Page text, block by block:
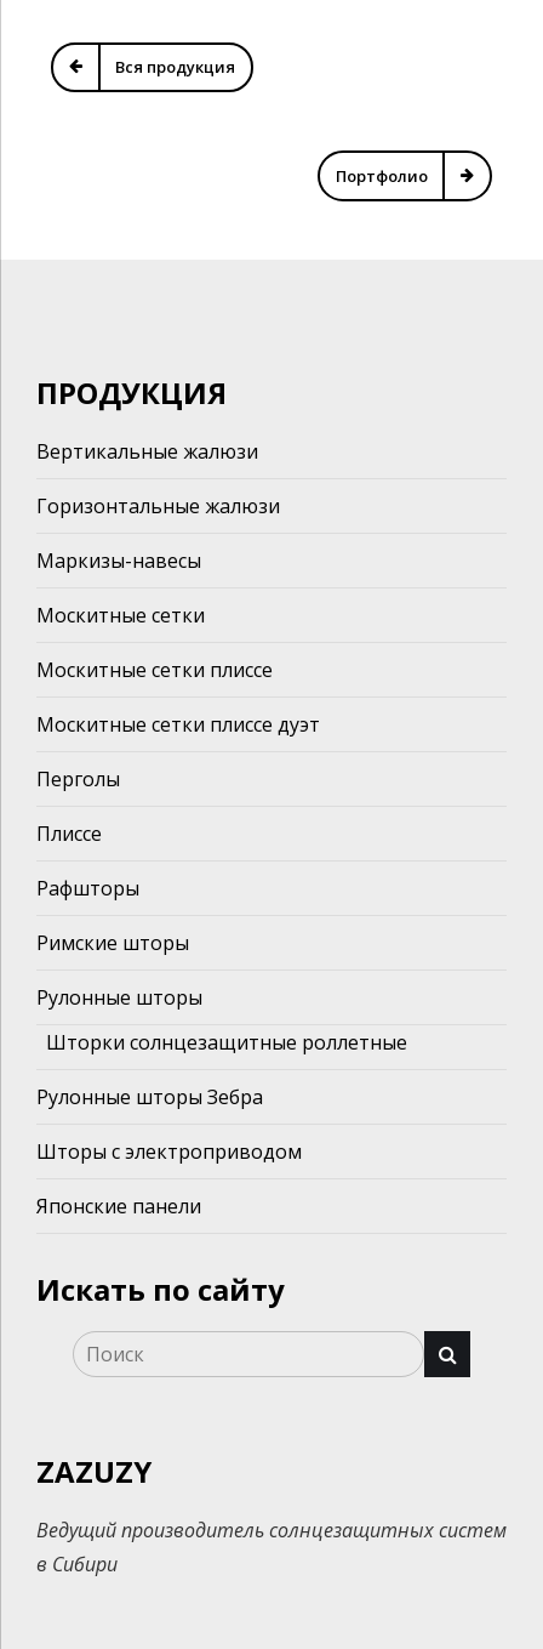
Вся продукция
Портфолио
ПРОДУКЦИЯ
Вертикальные жалюзи
Горизонтальные жалюзи
Маркизы-навесы
Москитные сетки
Москитные сетки плиссе
Москитные сетки плиссе дуэт
Перголы
Плиссе
Рафшторы
Римские шторы
Рулонные шторы
Шторки солнцезащитные роллетные
Рулонные шторы Зебра
Шторы с электроприводом
Японские панели
Искать по сайту
ZAZUZY
Ведущий производитель солнцезащитных систем
в Сибири